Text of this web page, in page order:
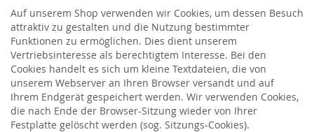
Auf unserem Shop verwenden wir Cookies, um dessen Besuch
attraktiv zu gestalten und die Nutzung bestimmter
Funktionen zu ermöglichen. Dies dient unserem
Vertriebsinteresse als berechtigtem Interesse. Bei den
Cookies handelt es sich um kleine Textdateien, die von
unserem Webserver an Ihren Browser versandt und auf
Ihrem Endgerät gespeichert werden. Wir verwenden Cookies,
die nach Ende der Browser-Sitzung wieder von Ihrer
Festplatte gelöscht werden (sog. Sitzungs-Cookies).